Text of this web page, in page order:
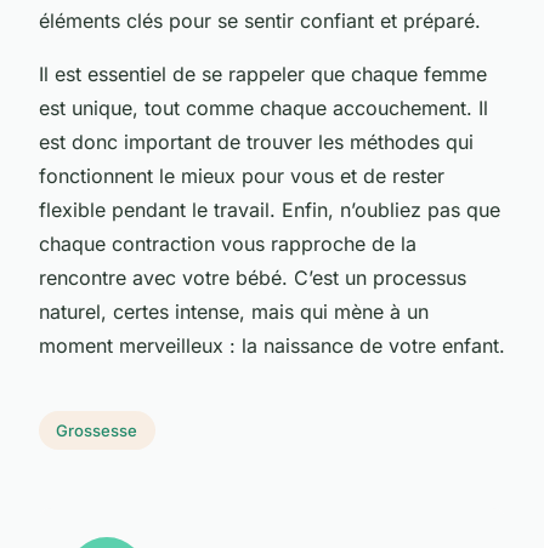
éléments clés pour se sentir confiant et préparé.
Il est essentiel de se rappeler que chaque femme
est unique, tout comme chaque accouchement. Il
est donc important de trouver les méthodes qui
fonctionnent le mieux pour vous et de rester
flexible pendant le travail. Enfin, n’oubliez pas que
chaque contraction vous rapproche de la
rencontre avec votre bébé. C’est un processus
naturel, certes intense, mais qui mène à un
moment merveilleux : la naissance de votre enfant.
Grossesse